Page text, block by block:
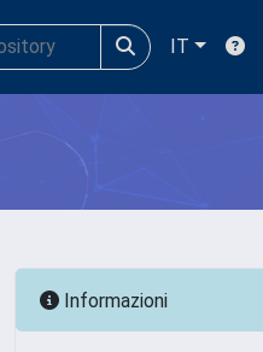
IT
Informazioni